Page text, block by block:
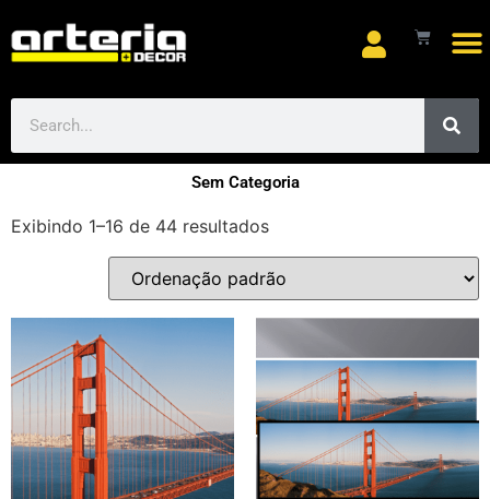
Sem Categoria
Exibindo 1–16 de 44 resultados